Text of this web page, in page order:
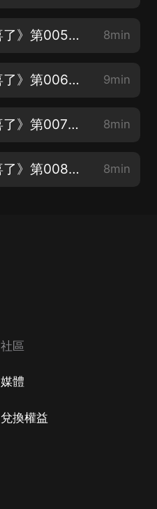
《報告國師：太后有喜了》第005集 太妃們的心思 8min
《報告國師：太后有喜了》第006集 囂張的關系戶 9min
《報告國師：太后有喜了》第007集 收拾關系戶 8min
《報告國師：太后有喜了》第008集 太后娘娘舉止詭譎 8min
社區
媒體
兌換權益